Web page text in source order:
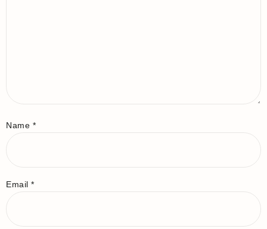
Name *
Email *